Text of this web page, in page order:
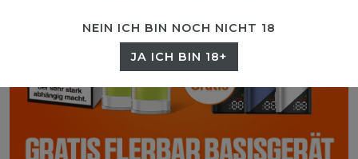
NEIN ICH BIN NOCH NICHT 18
JA ICH BIN 18+